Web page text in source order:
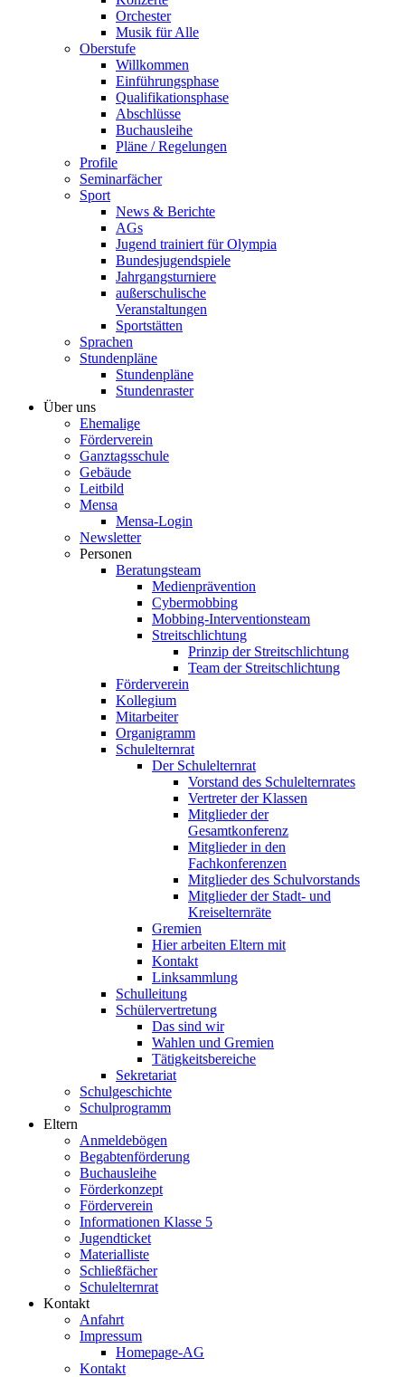
Orchester
Musik für Alle
Oberstufe
Willkommen
Einführungsphase
Qualifikationsphase
Abschlüsse
Buchausleihe
Pläne / Regelungen
Profile
Seminarfächer
Sport
News & Berichte
AGs
Jugend trainiert für Olympia
Bundesjugendspiele
Jahrgangsturniere
außerschulische
Veranstaltungen
Sportstätten
Sprachen
Stundenpläne
Stundenpläne
Stundenraster
Über uns
Ehemalige
Förderverein
Ganztagsschule
Gebäude
Leitbild
Mensa
Mensa-Login
Newsletter
Personen
Beratungsteam
Medienprävention
Cybermobbing
Mobbing-Interventionsteam
Streitschlichtung
Prinzip der Streitschlichtung
Team der Streitschlichtung
Förderverein
Kollegium
Mitarbeiter
Organigramm
Schulelternrat
Der Schulelternrat
Vorstand des Schulelternrates
Vertreter der Klassen
Mitglieder der
Gesamtkonferenz
Mitglieder in den
Fachkonferenzen
Mitglieder des Schulvorstands
Mitglieder der Stadt- und
Kreiselternräte
Gremien
Hier arbeiten Eltern mit
Kontakt
Linksammlung
Schulleitung
Schülervertretung
Das sind wir
Wahlen und Gremien
Tätigkeitsbereiche
Sekretariat
Schulgeschichte
Schulprogramm
Eltern
Anmeldebögen
Begabtenförderung
Buchausleihe
Förderkonzept
Förderverein
Informationen Klasse 5
Jugendticket
Materialliste
Schließfächer
Schulelternrat
Kontakt
Anfahrt
Impressum
Homepage-AG
Kontakt